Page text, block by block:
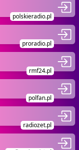
polskieradio.pl
proradio.pl
rmf24.pl
polfan.pl
radiozet.pl